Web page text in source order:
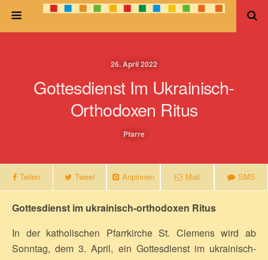
26. April 2022
Gottesdienst Im Ukrainisch-
Orthodoxen Ritus
Pfarre
Teilen Tweet Anpinnen Mail SMS
Gottesdienst im ukrainisch-orthodoxen Ritus
In der katholischen Pfarrkirche St. Clemens wird ab
Sonntag, dem 3. April, ein Gottesdienst im ukrainisch-